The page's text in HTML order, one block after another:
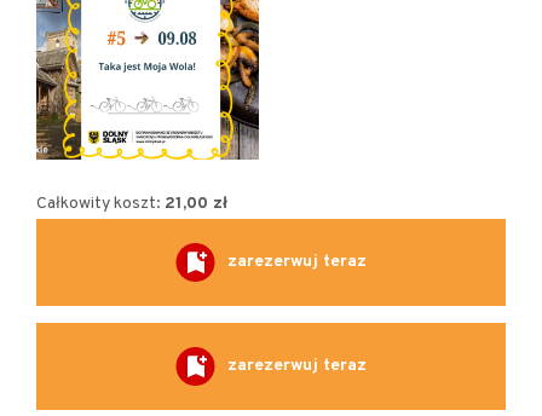
popularyzacją historii pałacu. Cegiełki są
dobrowolne, ale bardzo prosimy osoby, które
zgłoszą się na wydarzenie, aby zechciały wesprzeć
inicjatywę dowolną kwotą.
asfaltowymi, jak i leśnymi. Tempo na trasie
19 km/h. Start i meta w Bartnikach pod Miliczem.
których będą krótkie przerwy.
Całkowity koszt: 21,00 zł
zarezerwuj teraz
zarezerwuj teraz